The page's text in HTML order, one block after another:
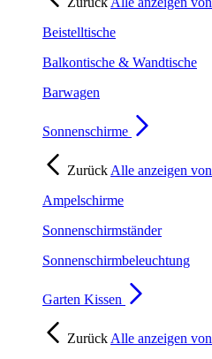
Beistelltische
Balkontische & Wandtische
Barwagen
Sonnenschirme
Zurück Alle anzeigen von
Ampelschirme
Sonnenschirmständer
Sonnenschirmbeleuchtung
Garten Kissen
Zurück Alle anzeigen von